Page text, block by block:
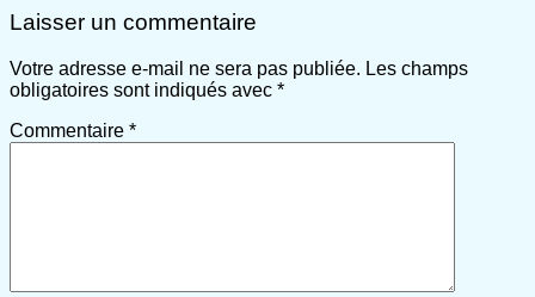
Laisser un commentaire
Votre adresse e-mail ne sera pas publiée. Les champs
obligatoires sont indiqués avec *
Commentaire *